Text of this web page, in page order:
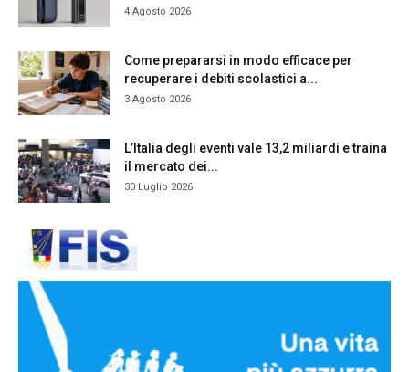
4 Agosto 2026
Come prepararsi in modo efficace per
recuperare i debiti scolastici a...
3 Agosto 2026
L’Italia degli eventi vale 13,2 miliardi e traina
il mercato dei...
30 Luglio 2026